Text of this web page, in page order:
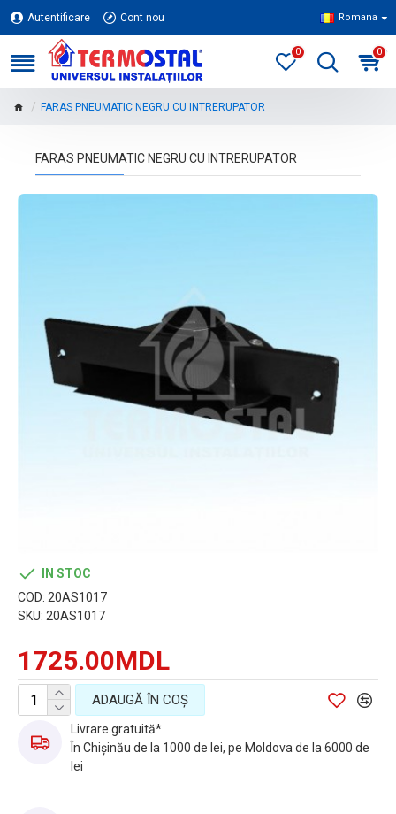
Autentificare Cont nou Romana
0 0
FARAS PNEUMATIC NEGRU CU INTRERUPATOR
FARAS PNEUMATIC NEGRU CU INTRERUPATOR
1725.00MDL
IN STOC
COD: 20AS1017
SKU: 20AS1017
ADAUGĂ ÎN COŞ
Livrare gratuită*
În Chișinău de la 1000 de lei, pe Moldova de la 6000 de
lei